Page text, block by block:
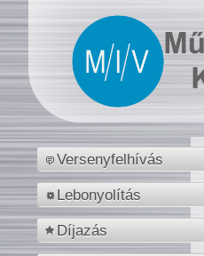
Versenyfelhívás
Lebonyolítás
Díjazás